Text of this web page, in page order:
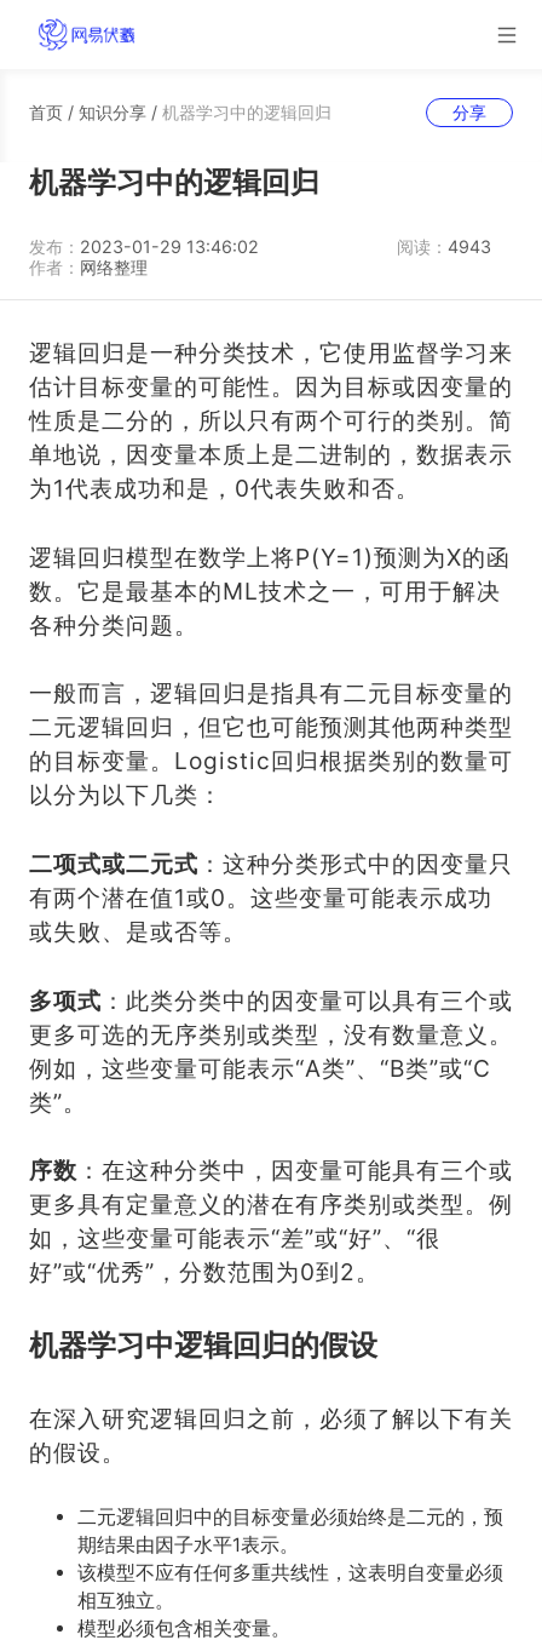
首页 / 知识分享 / 机器学习中的逻辑回归 分享
机器学习中的逻辑回归
发布： 2023-01-29 13:46:02 阅读：4943
作者： 网络整理
逻辑回归是一种分类技术，它使用监督学习来
估计目标变量的可能性。因为目标或因变量的
性质是二分的，所以只有两个可行的类别。简
单地说，因变量本质上是二进制的，数据表示
为1代表成功和是，0代表失败和否。
逻辑回归模型在数学上将P(Y=1)预测为X的函
数。它是最基本的ML技术之一，可用于解决
各种分类问题。
一般而言，逻辑回归是指具有二元目标变量的
二元逻辑回归，但它也可能预测其他两种类型
的目标变量。Logistic回归根据类别的数量可
以分为以下几类：
二项式或二元式 ：这种分类形式中的因变量只
有两个潜在值1或0。这些变量可能表示成功
或失败、是或否等。
多项式 ：此类分类中的因变量可以具有三个或
更多可选的无序类别或类型，没有数量意义。
例如，这些变量可能表示“A类”、“B类”或“C
类”。
序数 ：在这种分类中，因变量可能具有三个或
更多具有定量意义的潜在有序类别或类型。例
如，这些变量可能表示“差”或“好”、“很
好”或“优秀”，分数范围为0到2。
机器学习中逻辑回归的假设
在深入研究逻辑回归之前，必须了解以下有关
的假设。
二元逻辑回归中的目标变量必须始终是二元的，预
期结果由因子水平1表示。
该模型不应有任何多重共线性，这表明自变量必须
相互独立。
模型必须包含相关变量。